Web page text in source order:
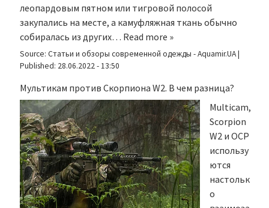
леопардовым пятном или тигровой полосой
закупались на месте, а камуфляжная ткань обычно
собиралась из других… Read more »
Source: Статьи и обзоры современной одежды - Aquamir.UA|
Published: 28.06.2022 - 13:50
Мультикам против Скорпиона W2. В чем разница?
Multicam,
Scorpion
W2 и OCP
использу
ются
настольк
о